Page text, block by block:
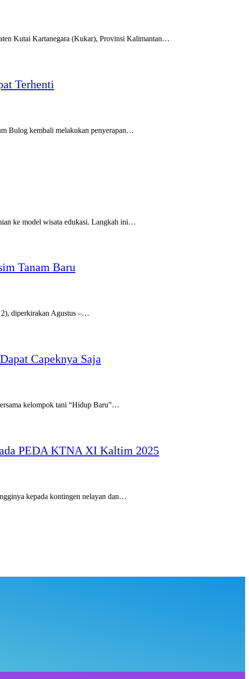
Kutai Kartanegara (Kukar), Provinsi Kalimantan…
Terhenti
Bulog kembali melakukan penyerapan…
ke model wisata edukasi. Langkah ini…
Tanam Baru
diperkirakan Agustus –…
Capeknya Saja
kelompok tani “Hidup Baru”…
PEDA KTNA XI Kaltim 2025‎
kepada kontingen nelayan dan…